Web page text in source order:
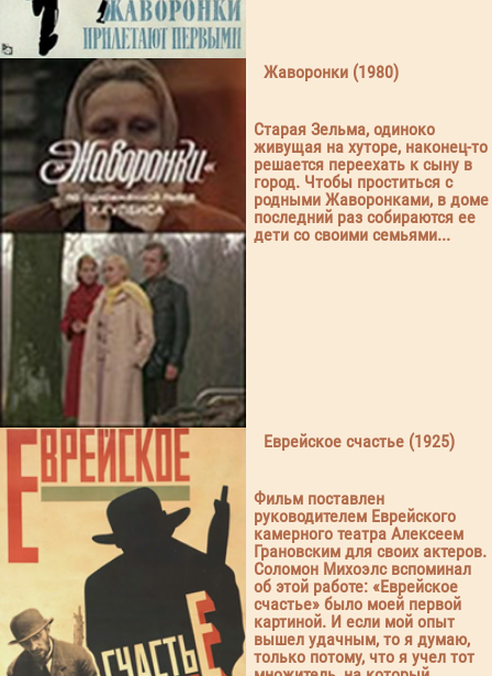
Жаворонки (1980)
Старая Зельма, одиноко
живущая на хуторе, наконец-то
решается переехать к сыну в
город. Чтобы проститься с
родными Жаворонками, в доме
последний раз собираются ее
дети со своими семьями...
Еврейское счастье (1925)
Фильм поставлен
руководителем Еврейского
камерного театра Алексеем
Грановским для своих актеров.
Соломон Михоэлс вспоминал
об этой работе: «Еврейское
счастье» было моей первой
картиной. И если мой опыт
вышел удачным, то я думаю,
только потому, что я учел тот